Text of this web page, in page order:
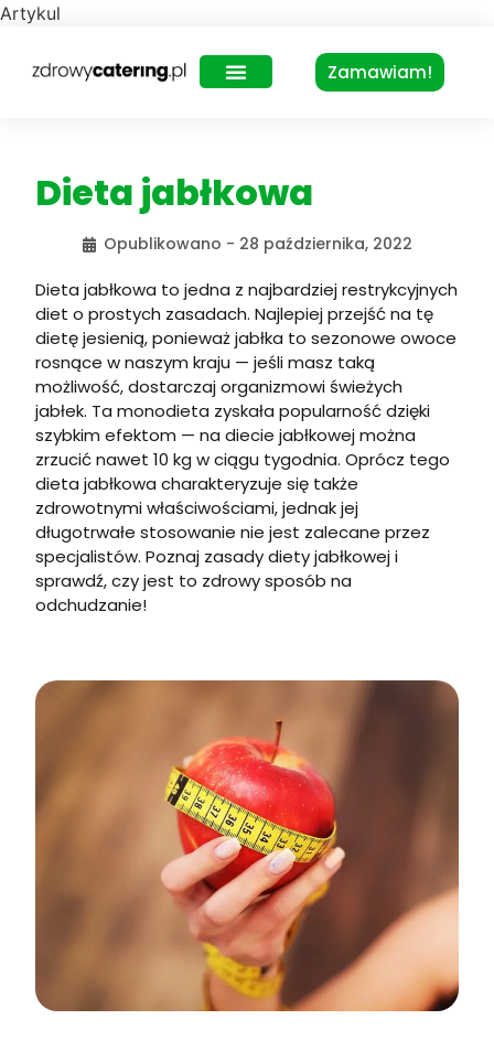
Artykul
Zamawiam!
Dieta jabłkowa
Opublikowano - 28 października, 2022
Dieta jabłkowa to jedna z najbardziej restrykcyjnych
diet o prostych zasadach. Najlepiej przejść na tę
dietę jesienią, ponieważ jabłka to sezonowe owoce
rosnące w naszym kraju — jeśli masz taką
możliwość, dostarczaj organizmowi świeżych
jabłek. Ta monodieta zyskała popularność dzięki
szybkim efektom — na diecie jabłkowej można
zrzucić nawet 10 kg w ciągu tygodnia. Oprócz tego
dieta jabłkowa charakteryzuje się także
zdrowotnymi właściwościami, jednak jej
długotrwałe stosowanie nie jest zalecane przez
specjalistów. Poznaj zasady diety jabłkowej i
sprawdź, czy jest to zdrowy sposób na
odchudzanie!